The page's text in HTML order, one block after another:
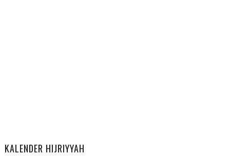
KALENDER HIJRIYYAH